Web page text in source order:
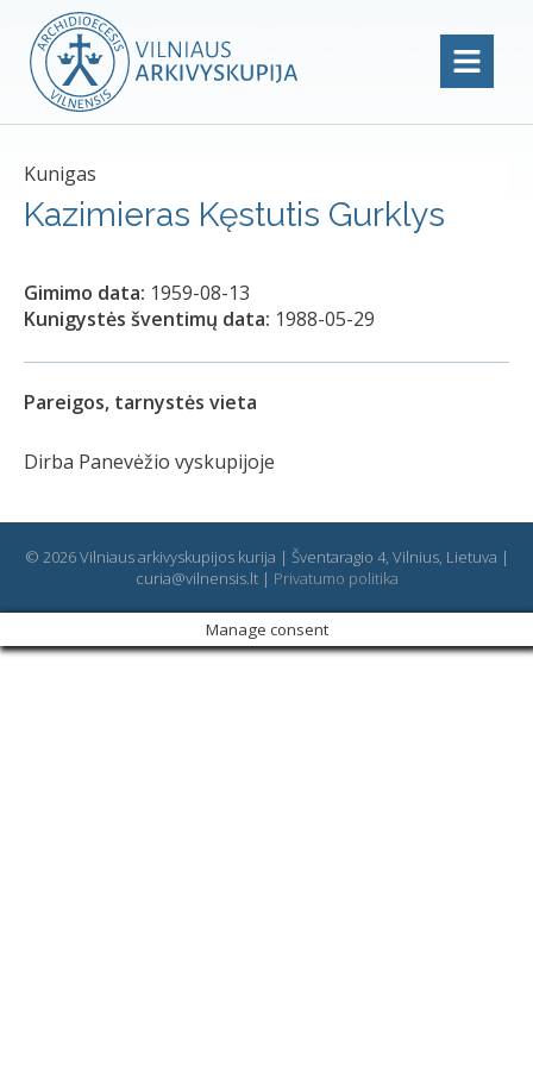
Kunigas
Kazimieras Kęstutis Gurklys
Gimimo data: 1959-08-13
Kunigystės šventimų data: 1988-05-29
Pareigos, tarnystės vieta
Dirba Panevėžio vyskupijoje
© 2026 Vilniaus arkivyskupijos kurija | Šventaragio 4, Vilnius, Lietuva |
curia@vilnensis.lt | Privatumo politika
Manage consent